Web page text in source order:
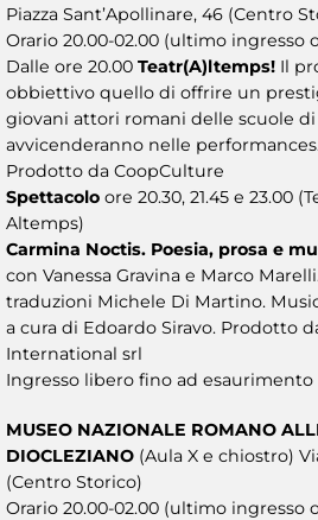
Piazza Sant’Apollinare, 46 (Centro
Orario 20.00-02.00 (ultimo ingresso
Dalle ore 20.00 Teatr(A)ltemps! Il
obbiettivo quello di offrire un
giovani attori romani delle scuole
avvicenderanno nelle
Prodotto da CoopCulture
Spettacolo ore 20.30, 21.45 e 23.00
Altemps)
Carmina Noctis. Poesia, prosa e
con Vanessa Gravina e Marco
traduzioni Michele Di Martino.
a cura di Edoardo Siravo. Prodotto
International srl
Ingresso libero fino ad esaurimento
MUSEO NAZIONALE ROMANO
DIOCLEZIANO (Aula X e chiostro)
(Centro Storico)
Orario 20.00-02.00 (ultimo ingresso